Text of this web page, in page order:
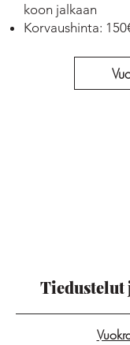
koon jalkaan
Korvaushinta:
Tiedustelut